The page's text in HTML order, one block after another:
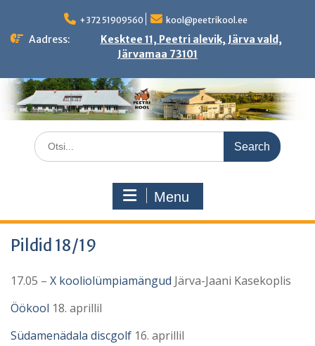
content
+372 51909560 kool@peetrikool.ee
Aadress:
Kesktee 11, Peetri alevik, Järva vald,
Järvamaa 73101
Search
for:
Menu
Pildid 18/19
17.05 – X kooliolümpiamängud Järva-Jaani Kasekoplis
Öökool 18. aprillil
Südamenädala discgolf 16. aprillil